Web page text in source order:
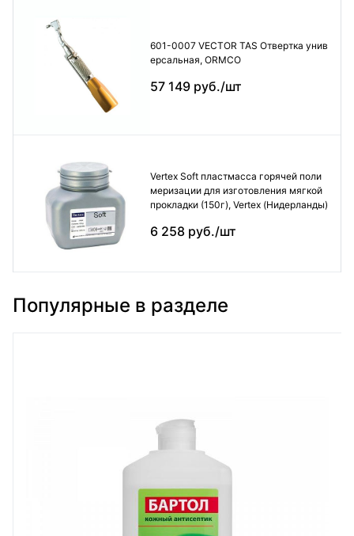
601-0007 VECTOR TAS Отвертка унив
ерсальная, ORMCO
57 149 руб./шт
Vertex Soft пластмасса горячей поли
меризации для изготовления мягкой
прокладки (150г), Vertex (Нидерланды)
6 258 руб./шт
Популярные в разделе